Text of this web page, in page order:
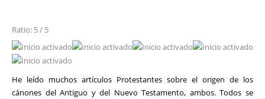
Ratio: 5 / 5
He leído muchos artículos Protestantes sobre el origen de los
cánones del Antiguo y del Nuevo Testamento, ambos. Todos se